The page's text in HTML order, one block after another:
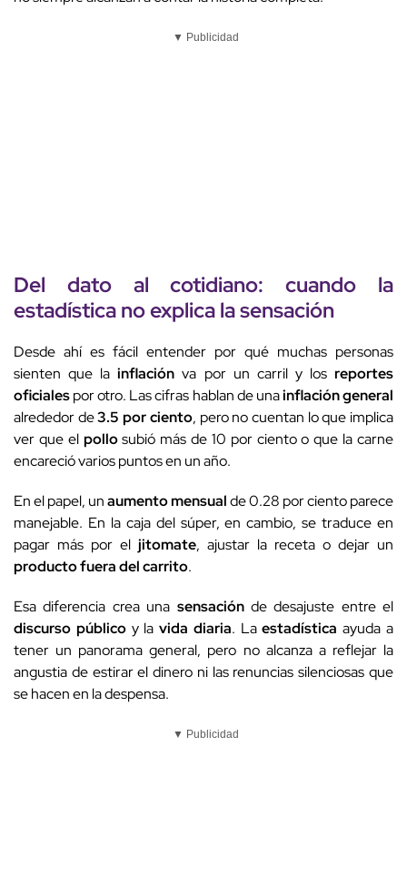
▼ Publicidad
Del dato al cotidiano: cuando la
estadísticano explica lasensación
Desde ahí es fácil entender por qué muchas personas
sienten que lainflación va por un carril y losreportes
oficialespor otro. Las cifras hablan de unainflación general
alrededor de3.5 por ciento, pero no cuentan lo que implica
ver que el pollosubió más de 10 por ciento o que la carne
encareció varios puntos en un año.
En el papel, unaumento mensualde 0.28 por ciento parece
manejable. En la caja del súper, en cambio, se traduce en
pagar más por el jitomate, ajustar la receta o dejar un
producto fuera del carrito.
Esa diferencia crea una sensaciónde desajuste entre el
discurso públicoy lavida diaria. Laestadística ayuda a
tener un panorama general, pero no alcanza a reflejar la
angustia de estirar el dinero ni las renuncias silenciosas que
se hacen en la despensa.
▼ Publicidad